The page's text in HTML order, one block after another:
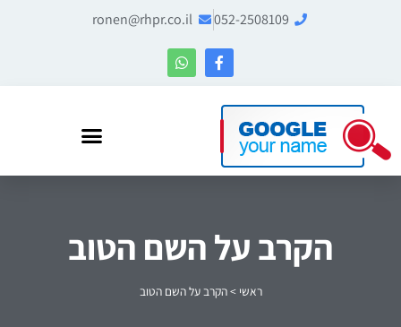
052-2508109
ronen@rhpr.co.il
הקרב על השם הטוב
ראשי >הקרב על השם הטוב